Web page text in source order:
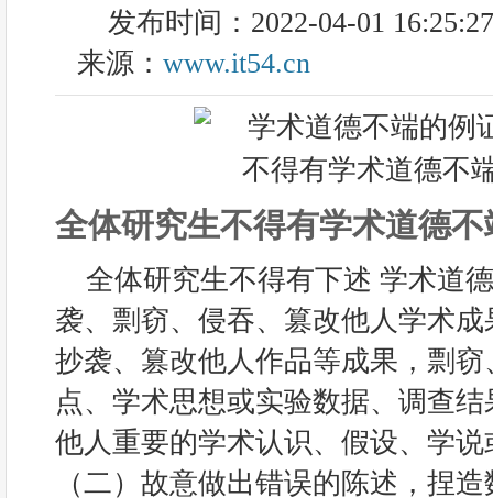
发布时间：2022-04-01 16:25:27
来源： www.it54.cn
全体研究生不得有学术道德
全体研究生不得有下述 学术道
袭、剽窃、侵吞、篡改他人学术
抄袭、篡改他人作品等成果，剽
点、学术思想或实验数据、调查
他人重要的学术认识、假设、学
（二）故意做出错误的陈述，捏